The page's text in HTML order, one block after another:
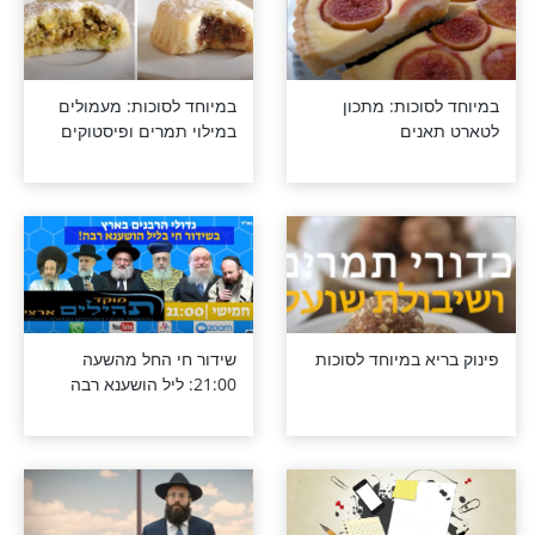
לחג סוכות -
בסוכת עורו של לויתן: מיהו
אותו לויתן מיסתורי?